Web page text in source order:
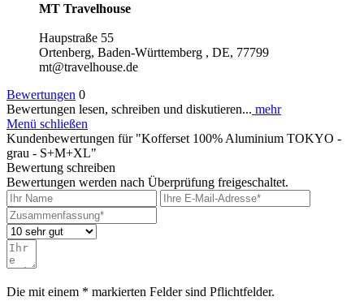
MT Travelhouse
Haupstraße 55
Ortenberg, Baden-Württemberg , DE, 77799
mt@travelhouse.de
Bewertungen 0
Bewertungen lesen, schreiben und diskutieren... mehr
Menü schließen
Kundenbewertungen für "Kofferset 100% Aluminium TOKYO -
grau - S+M+XL"
Bewertung schreiben
Bewertungen werden nach Überprüfung freigeschaltet.
Die mit einem * markierten Felder sind Pflichtfelder.